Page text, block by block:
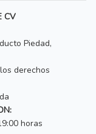
CV
Piedad,
derechos
horas